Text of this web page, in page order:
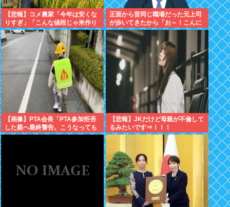
【悲報】コメ農家「今年は安くな
りすぎ」「こんな値段じゃ米作り
をやめる人も多くなるんじゃない
かな?」
正面から昔同じ職場だった元上司
が歩いてきたから「お～！こんに
ちは！」って声かけたんや
【画像】PTA会長「PTA参加拒否
した親へ最終警告。こうなっても
いい？」⇒！
【悲報】JKだけど母親が不倫して
るみたいです⇒！！！